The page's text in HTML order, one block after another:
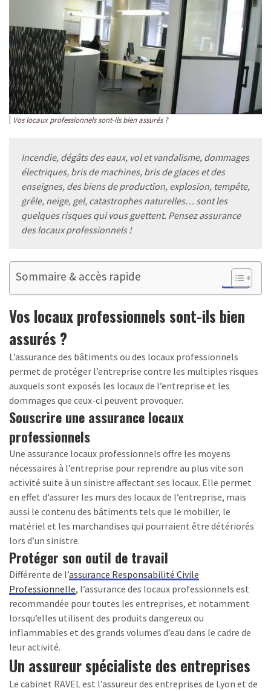
Vos locaux professionnels sont-ils bien assurés ?
Incendie, dégâts des eaux, vol et vandalisme, dommages
électriques, bris de machines, bris de glaces et des
enseignes, des biens de production, explosion, tempête,
grêle, neige, gel, catastrophes naturelles… sont les
quelques risques qui vous guettent. Pensez assurance
des locaux professionnels !
Sommaire & accès rapide
Vos locaux professionnels sont-ils bien
assurés ?
L’assurance des bâtiments ou des locaux professionnels
permet de protéger l’entreprise contre les multiples risques
auxquels sont exposés les locaux de l’entreprise et les
dommages que ceux-ci peuvent provoquer.
Souscrire une assurance locaux
professionnels
Une assurance locaux professionnels offre les moyens
nécessaires à l’entreprise pour reprendre au plus vite son
activité suite à un sinistre affectant ses locaux. Elle permet
en effet d’assurer les murs des locaux de l’entreprise, mais
aussi le contenu des bâtiments tels que le mobilier, le
matériel et les marchandises qui pourraient être détériorés
lors d’un sinistre.
Protéger son outil de travail
Différente de l’assurance Responsabilité Civile
Professionnelle, l’assurance des locaux professionnels est
recommandée pour toutes les entreprises, et notamment
lorsqu’elles utilisent des produits dangereux ou
inflammables et des grands volumes d’eau dans le cadre de
leur activité.
Un assureur spécialiste des entreprises
Le cabinet RAVEL est l’assureur des entreprises de Lyon et de